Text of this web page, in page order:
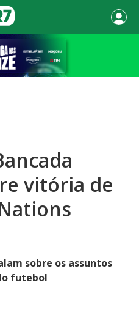
vitória de
sobre os assuntos
futebol